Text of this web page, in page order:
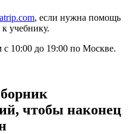
, если нужна помощь
учебнику.
с 10:00 до 19:00 по Москве.
чтобы наконец